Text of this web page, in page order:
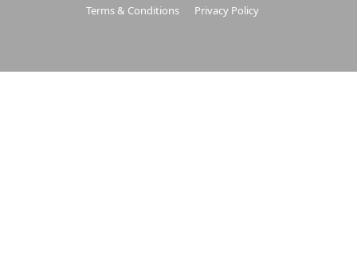
Terms & Conditions Privacy Policy